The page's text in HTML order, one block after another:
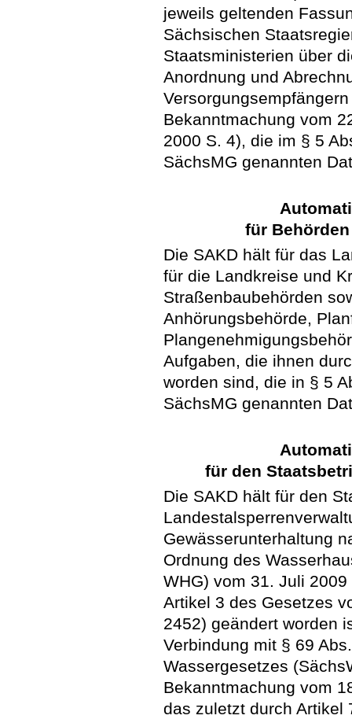
jeweils geltenden
Sächsischen
Staatsministerien über
Anordnung und
Bekanntmachung vom
2000 S. 4), die im § 5
SächsMG genannten
für
Die SAKD hält für das
für die Landkreise und
Straßenbaubehörden
Anhörungsbehörde,
Aufgaben, die ihnen
worden sind, die in § 5
SächsMG genannten
für den
Die SAKD hält für den
Gewässerunterhaltung
Ordnung des
WHG) vom 31. Juli
Artikel 3 des Gesetzes
2452) geändert worden
Verbindung mit § 69
Wassergesetzes
Bekanntmachung vom
das zuletzt durch Artikel